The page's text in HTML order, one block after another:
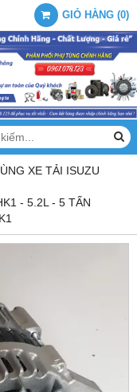
GIỎ HÀNG (0)
XE TẢI ISUZU
- 5.2L - 5 TẤN